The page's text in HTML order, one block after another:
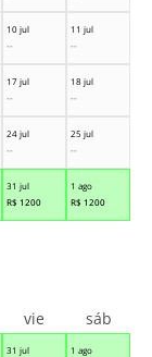
10 jul
--
11 jul
--
17 jul
--
18 jul
--
24 jul
--
25 jul
--
31 jul
R$ 1200
1 ago
R$ 1200
31 jul
1 ago
vie sáb